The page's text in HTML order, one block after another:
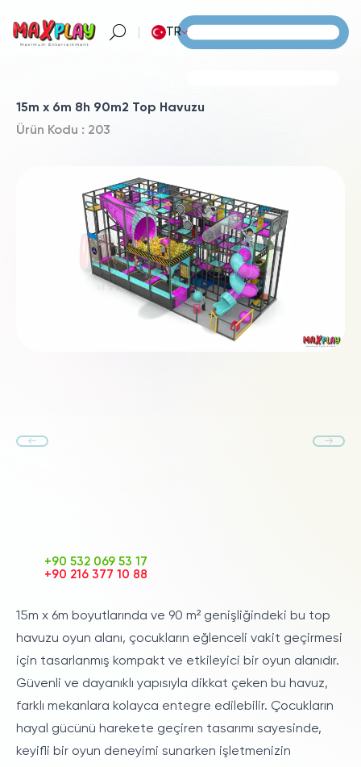
TR
15m x 6m 8h 90m2 Top Havuzu
Ürün Kodu : 203
+90 532 069 53 17
+90 216 377 10 88
15m x 6m boyutlarında ve 90 m² genişliğindeki bu top
havuzu oyun alanı, çocukların eğlenceli vakit geçirmesi
için tasarlanmış kompakt ve etkileyici bir oyun alanıdır.
Güvenli ve dayanıklı yapısıyla dikkat çeken bu havuz,
farklı mekanlara kolayca entegre edilebilir. Çocukların
hayal gücünü harekete geçiren tasarımı sayesinde,
keyifli bir oyun deneyimi sunarken işletmenizin